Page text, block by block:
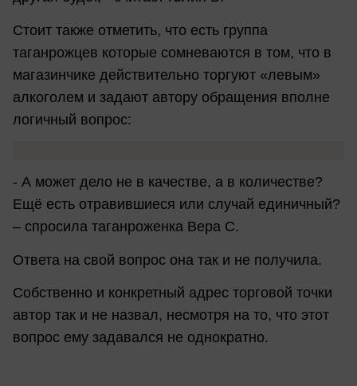
Стоит также отметить, что есть группа
таганрожцев которые сомневаются в том, что в
магазинчике действительно торгуют «левым»
алкоголем и задают автору обращения вполне
логичный вопрос:
- А может дело не в качестве, а в количестве?
Ещё есть отравившиеся или случай единичный?
– спросила таганроженка Вера С.
Ответа на свой вопрос она так и не получила.
Собственно и конкретный адрес торговой точки
автор так и не назвал, несмотря на то, что этот
вопрос ему задавался не однократно.